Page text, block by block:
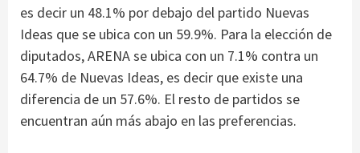
es decir un 48.1% por debajo del partido Nuevas
Ideas que se ubica con un 59.9%. Para la elección de
diputados, ARENA se ubica con un 7.1% contra un
64.7% de Nuevas Ideas, es decir que existe una
diferencia de un 57.6%. El resto de partidos se
encuentran aún más abajo en las preferencias.